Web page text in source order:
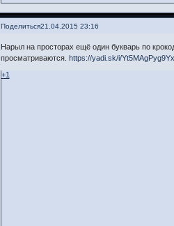
Поделиться21.04.2015 23:16
Нарыл на просторах ещё один букварь по
просматриваются. https://yadi.sk/i/
+1